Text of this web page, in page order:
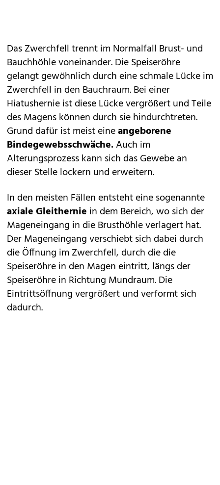
Das Zwerchfell trennt im Normalfall Brust- und
Bauchhöhle voneinander. Die Speiseröhre
gelangt gewöhnlich durch eine schmale Lücke im
Zwerchfell in den Bauchraum. Bei einer
Hiatushernie ist diese Lücke vergrößert und Teile
des Magens können durch sie hindurchtreten.
Grund dafür ist meist eineangeborene
Bindegewebsschwäche.Auch im
Alterungsprozess kann sich das Gewebe an
dieser Stelle lockern und erweitern.
In den meisten Fällen entsteht eine sogenannte
axiale Gleithernie in dem Bereich, wo sich der
Mageneingang in die Brusthöhle verlagert hat.
Der Mageneingang verschiebt sich dabei durch
die Öffnung im Zwerchfell, durch die die
Speiseröhre in den Magen eintritt, längs der
Speiseröhre in Richtung Mundraum. Die
Eintrittsöffnung vergrößert und verformt sich
dadurch.